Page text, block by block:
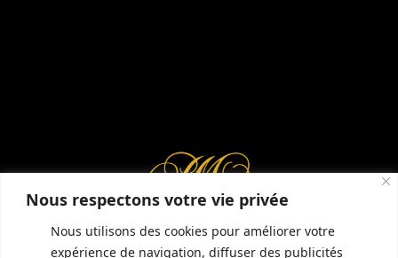
Nous respectons votre vie privée
Nous utilisons des cookies pour améliorer votre
expérience de navigation, diffuser des publicités